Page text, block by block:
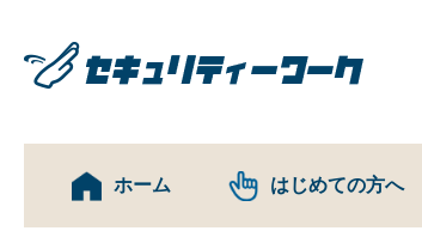
ホーム はじめての方へ